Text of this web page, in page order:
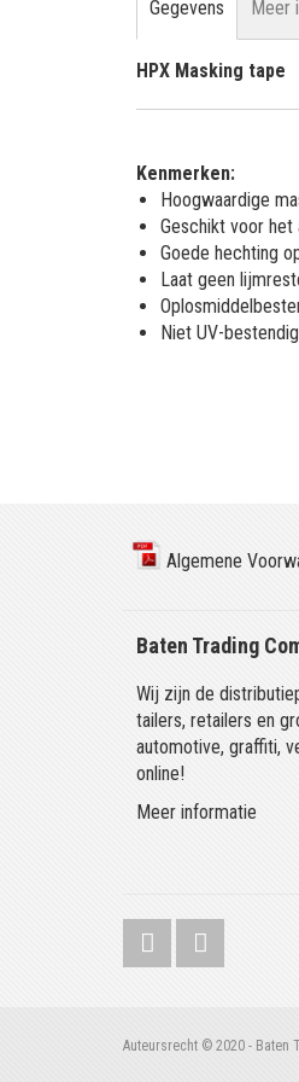
Gegevens
HPX Masking tape
Kenmerken:
Hoogwaardige
Geschikt voor het
Goede hechting
Laat geen
Niet UV-
Meer
Algemene
Baten Trading
Wij zijn de
tailers, retailers en
automotive, graffiti,
online!
Meer informatie
Auteursrecht © 2020 - Baten